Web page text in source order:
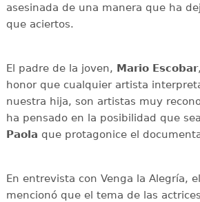
asesinada de una manera que ha
que aciertos.
El padre de la joven, Mario Escobar
honor que cualquier artista
nuestra hija, son artistas muy
ha pensado en la posibilidad que sea
Paola que protagonice el
En entrevista con Venga la Alegría,
mencionó que el tema de las